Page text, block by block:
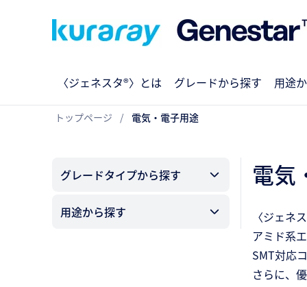
〈ジェネスタ®〉とは グレードから探す 用途
トップページ 電気・電子用途
グレードタイプから探す
用途から探す
電気
〈ジェネ
アミド系
SMT対応
さらに、